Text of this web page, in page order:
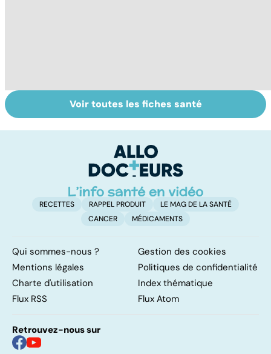
Le magnésium,
un oligo-élément
Intestin irritable :
le régime
solution ?
Voir toutes les fiches santé
RECETTES RAPPEL PRODUIT
LE MAG DE LA SANTÉ
CANCER
MÉDICAMENTS
Qui sommes-nous ?
Gestion des cookies
Mentions légales
Politiques de confidentialité
Charte d'utilisation
Index thématique
Flux RSS
Flux Atom
Retrouvez-nous sur